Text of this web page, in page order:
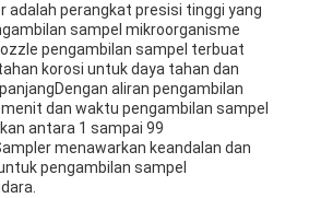
adalah perangkat presisi tinggi yang
sampel mikroorganisme
pengambilan sampel terbuat
korosi untuk daya tahan dan
aliran pengambilan
dan waktu pengambilan sampel
antara 1 sampai 99
menawarkan keandalan dan
pengambilan sampel